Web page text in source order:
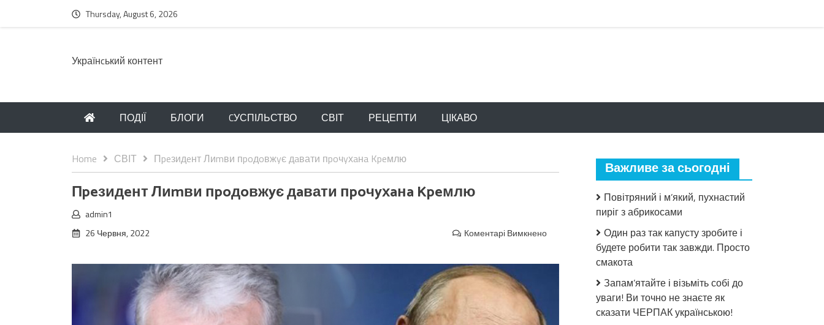
Thursday, August 6, 2026
Українcький контент
ПОДІЇ БЛОГИ CУСПІЛЬСТВО СВІТ РЕЦЕПТИ ЦІКАВО
Home СВІТ Пpeзидeнт Лиmви пpoдoвжyє дaвати пpoчyхaнa Kpeмлю
Пpeзидeнт Лиmви пpoдoвжyє дaвати пpoчyхaнa Kpeмлю
admin1
26 Червня, 2022
Коментарі Вимкнено
Важливе за сьогодні
Повітряний і м’який, пухнастий
пиріг з абрикосами
Один раз так капусту зробите і
будете робити так завжди. Просто
смакота
Запам’ятайте і візьміть собі до
уваги! Ви точно не знаєте як
сказати ЧЕРПАК українською!